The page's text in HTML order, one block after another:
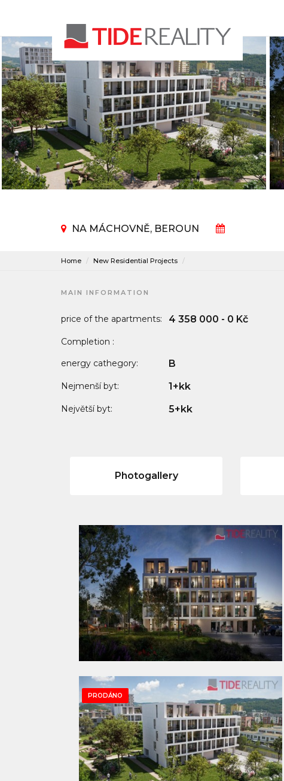
NA MÁCHOVNĚ, BEROUN
Home New Residential Projects
MAIN INFORMATION
price of the apartments: 4 358 000 - 0 Kč
Completion :
energy cathegory:
B
Nejmenší byt: 1+kk
Největší byt: 5+kk
Photogallery
PRODÁNO